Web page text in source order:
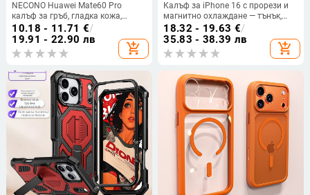
NECONO Huawei Mate60 Pro
калъф за гръб, гладка кожа,
инжекционно формована,
антиизносване, антипадане,
антиотпечатъци, възможност за
персонализация
10.18 - 11.71 €/
19.91 - 22.90 лв
add_shopping_cart
Калъф за iPhone 16 с прорези и
магнитно охлаждане — тънък,
удароустойчив, минималистичен
стил
18.32 - 19.63 €/
35.83 - 38.39 лв
add_shopping_cart